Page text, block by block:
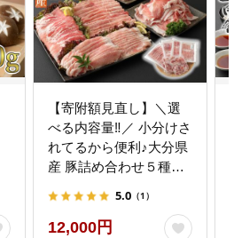
【寄附額見直し】＼選
べる内容量‼／ 小分けさ
れてるから便利♪大分県
産 豚詰め合わせ５種
5.0 （1）
12,000円